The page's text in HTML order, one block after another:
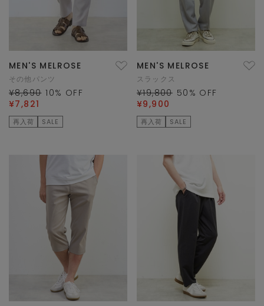
MEN'S MELROSE
その他パンツ
¥8,690 10% OFF
¥7,821
再入荷 SALE
MEN'S MELROSE
スラックス
¥19,800 50 % OFF
¥9,900
再入荷 SALE